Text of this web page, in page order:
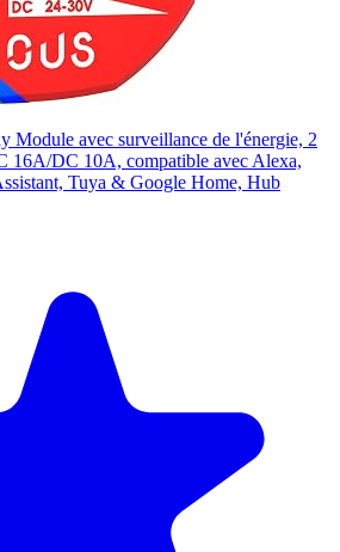
Module avec surveillance de l'énergie, 2
16A/DC 10A, compatible avec Alexa,
Tuya & Google Home, Hub